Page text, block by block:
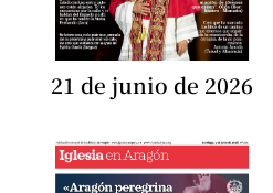
21 de junio de 2026